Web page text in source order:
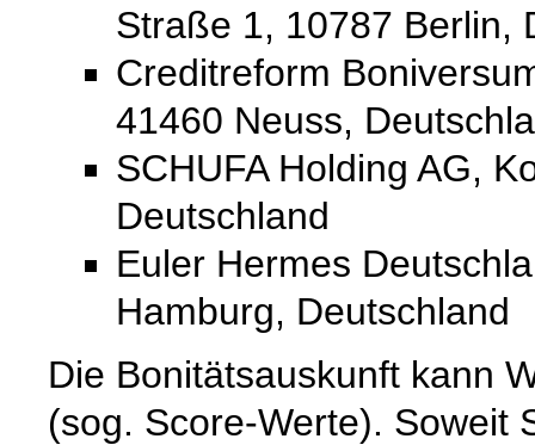
Straße 1, 10787 Berlin,
Creditreform
41460 Neuss,
SCHUFA Holding AG,
Deutschland
Euler Hermes
Hamburg, Deutschland
Die Bonitätsauskunft kann
(sog. Score-Werte). Soweit